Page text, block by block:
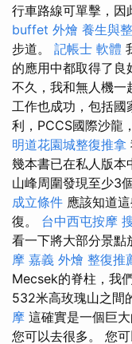
行車路線可單擊，
buffet 外燴 養生與
步道。 記帳士 軟體
的應用中都取得了良
不久，我和無人機一
工作也成功，包括國
利，PCCS國際沙龍
明道花園城整復推拿
幾本書已在私人版本
山峰周圍發現至少3
成立條件 應該知道
復。 台中西屯按摩
看一下將大部分景點
摩 嘉義 外燴 整復推
Mecsek的脊柱，我
532米高玫瑰山之間
摩 這確實是一個巨
您可以去很多。 您